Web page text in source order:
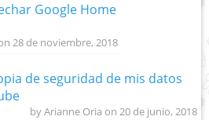
Google Home
28 de noviembre, 2018
de seguridad de mis datos
by Arianne Oria on 20 de junio, 2018